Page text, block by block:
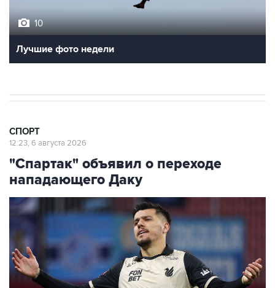
10
Лучшие фото недели
СПОРТ
12:23, 6 августа 2026
"Спартак" объявил о переходе
нападающего Даку